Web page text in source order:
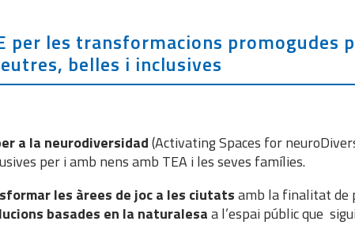
per les transformacions promogudes
belles i inclusives
a la neurodiversidad(Activating Spaces for
per i amb nens amb TEA i les seves famílies.
les àrees de joc a les ciutatsamb la finalitat de
basades en la naturalesaa l’espai públic que